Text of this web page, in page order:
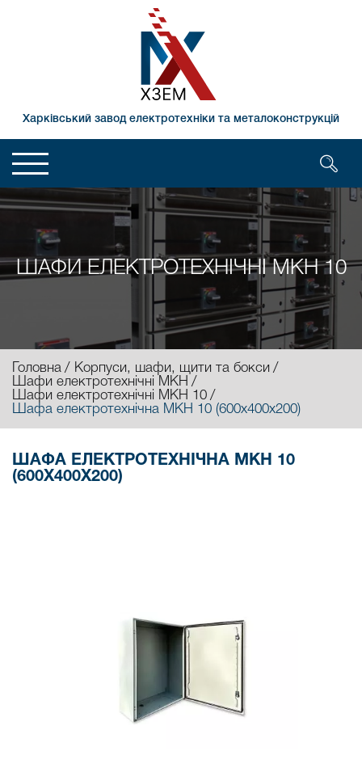
Харківський завод електротехніки та металоконструкцій
ШАФИ ЕЛЕКТРОТЕХНІЧНІ МКН 10
Головна
Корпуси, шафи, щити та бокси
Шафи електротехнічні МКН
Шафи електротехнічні МКН 10
Шафа електротехнічна МКН 10 (600х400х200)
ШАФА ЕЛЕКТРОТЕХНІЧНА МКН 10
(600Х400Х200)